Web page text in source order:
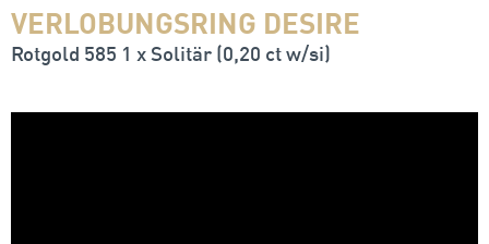
VERLOBUNGSRING DESIRE
Rotgold 585 1 x Solitär (0,20 ct w/si)